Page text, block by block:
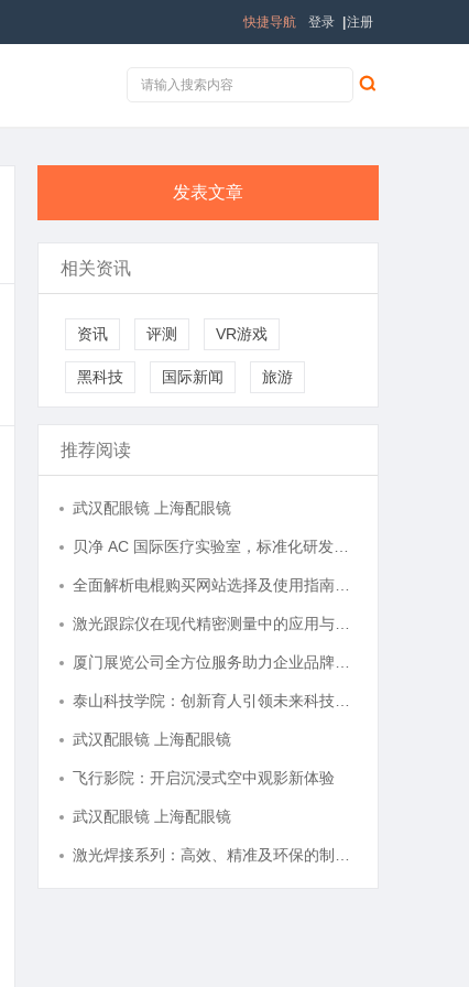
登录 注册
快捷导航
发表文章
相关资讯
资讯 评测 VR游戏
黑科技 国际新闻 旅游
推荐阅读
武汉配眼镜 上海配眼镜
武汉配眼镜 上海配眼镜
飞行影院：开启沉浸式空中观影新体验
武汉配眼镜 上海配眼镜